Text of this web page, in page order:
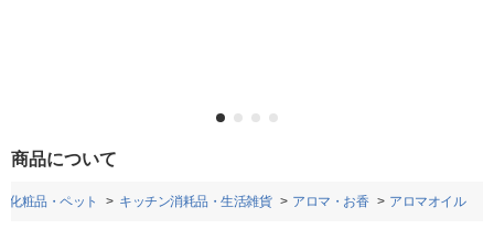
商品について
化粧品・ペット キッチン消耗品・生活雑貨 アロマ・お香 アロマオイル